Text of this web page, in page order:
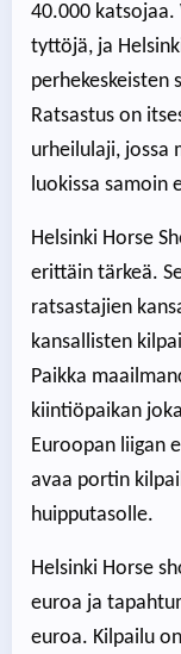
40.000 katsojaa.
tyttöjä, ja
perhekeskeisten
Ratsastus on
urheilulaji, jossa
luokissa samoin
Helsinki Horse
erittäin tärkeä.
ratsastajien
kansallisten
Paikka
kiintiöpaikan
Euroopan liigan
avaa portin
huipputasolle.
Helsinki Horse
euroa ja
euroa. Kilpailu